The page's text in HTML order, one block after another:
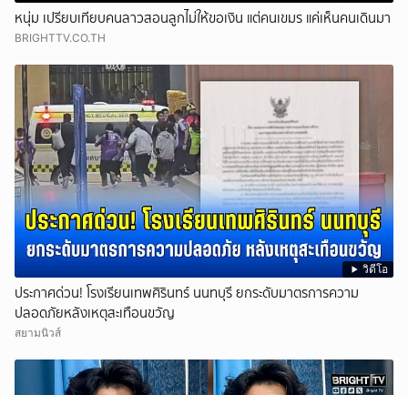
หนุ่ม เปรียบเทียบคนลาวสอนลูกไม่ให้ขอเงิน แต่คนเขมร แค่เห็นคนเดินมา
BRIGHTTV.CO.TH
วิดีโอ
ประกาศด่วน! โรงเรียนเทพศิรินทร์ นนทบุรี ยกระดับมาตรการความ
ปลอดภัยหลังเหตุสะเทือนขวัญ
สยามนิวส์